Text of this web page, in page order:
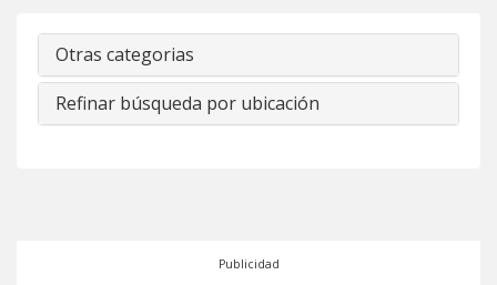
Otras categorias
Refinar búsqueda por ubicación
Publicidad